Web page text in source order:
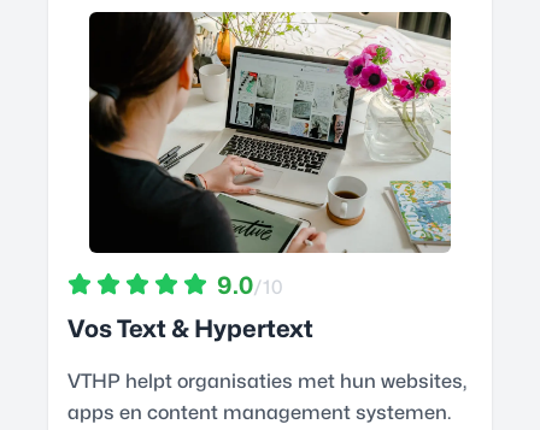
9.0/10
Vos Text & Hypertext
VTHP helpt organisaties met hun websites,
apps en content management systemen.